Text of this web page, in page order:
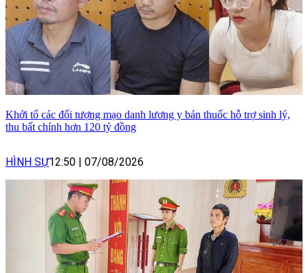
Khởi tố các đối tượng mạo danh lương y bán thuốc hỗ trợ sinh lý,
thu bất chính hơn 120 tỷ đồng
HÌNH SỰ12:50 | 07/08/2026